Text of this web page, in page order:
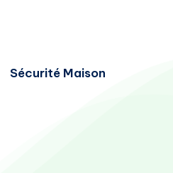
Sécurité Maison